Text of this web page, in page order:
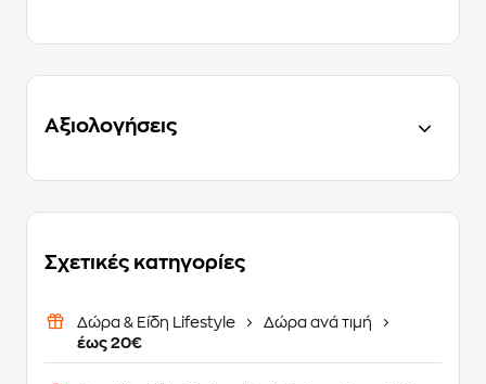
Αξιολογήσεις
Σχετικές κατηγορίες
Δώρα & Είδη Lifestyle
Δώρα ανά τιμή
έως 20€